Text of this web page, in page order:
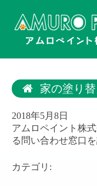
家の塗り替
2018年5月8日
アムロペイント株
る問い合わせ窓口
カテゴリ: